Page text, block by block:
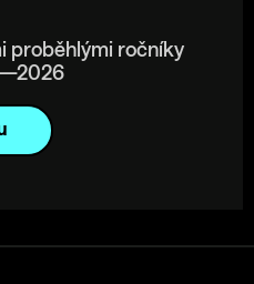
proběhlými ročníky